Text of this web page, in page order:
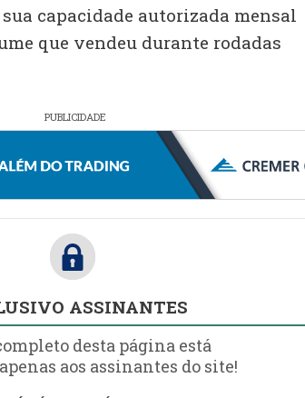
capacidade autorizada mensal
que vendeu durante rodadas
PUBLICIDADE
ASSINANTES
desta página está
aos assinantes do site!